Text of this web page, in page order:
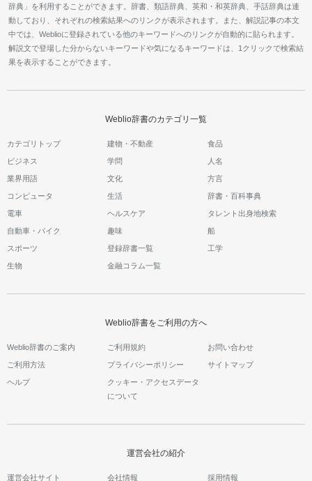
辞典」を利用することができます。辞書、類語辞典、英和・和英辞典、手話辞典は連
動しており、それぞれの検索結果へのリンクが表示されます。また、解説記事の本文
中では、Weblioに登録されている他のキーワードへのリンクが自動的に貼られます。
解説文で登場した分からないキーワードや気になるキーワードは、1クリックで検索結
果を表示することができます。
Weblio辞書のカテゴリ一覧
カテゴリトップ 建物・不動産 食品
ビジネス 学問 人名
業界用語 文化 方言
コンピュータ 生活 辞書・百科事典
電車 ヘルスケア タレント出身地検索
自動車・バイク 趣味 船
スポーツ 登録辞書一覧 工学
生物 金融コラム一覧
Weblio辞書をご利用の方へ
Weblio辞書のご案内 ご利用規約 お問い合わせ
ご利用方法 プライバシーポリシー サイトマップ
ヘルプ
クッキー・アクセスデータ
について
運営会社の紹介
運営会社サイト 会社情報 採用情報